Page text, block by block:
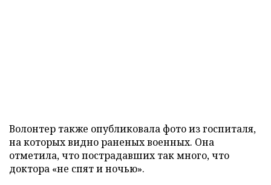
Волонтер также опубликовала фото из госпиталя,
на которых видно раненых военных. Она
отметила, что пострадавших так много, что
доктора «не спят и ночью».